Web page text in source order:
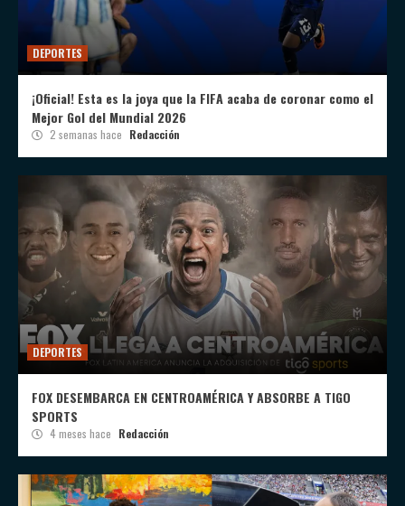
DEPORTES
¡Oficial! Esta es la joya que la FIFA acaba de coronar como el
Mejor Gol del Mundial 2026
2 semanas hace Redacción
DEPORTES
FOX DESEMBARCA EN CENTROAMÉRICA Y ABSORBE A TIGO
SPORTS
4 meses hace Redacción